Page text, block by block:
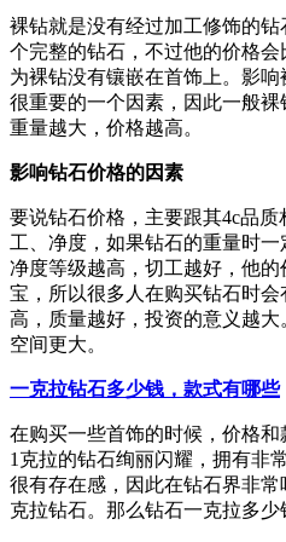
裸钻就是没有经过加工修饰的
个完整的钻石，不过他的价格
为裸钻没有镶嵌在首饰上。影
很重要的一个因素，因此一般裸
重量越大，价格越高。
影响钻石价格的因素
要说钻石价格，主要跟其4c品
工、净度，如果钻石的重量时一
净度等级越高，切工越好，他
宝，所以很多人在购买钻石时
高，质量越好，投资的意义越
空间更大。
一克拉钻石多少钱，款式有哪些
在购买一些首饰的时候，价格和
1克拉的钻石绚丽闪耀，拥有非
很有存在感，因此在钻石界非
克拉钻石。那么钻石一克拉多